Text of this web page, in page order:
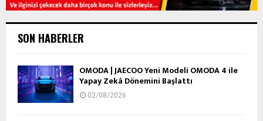
SON HABERLER
OMODA | JAECOO Yeni Modeli OMODA 4 ile
Yapay Zekâ Dönemini Başlattı
02/08/2026